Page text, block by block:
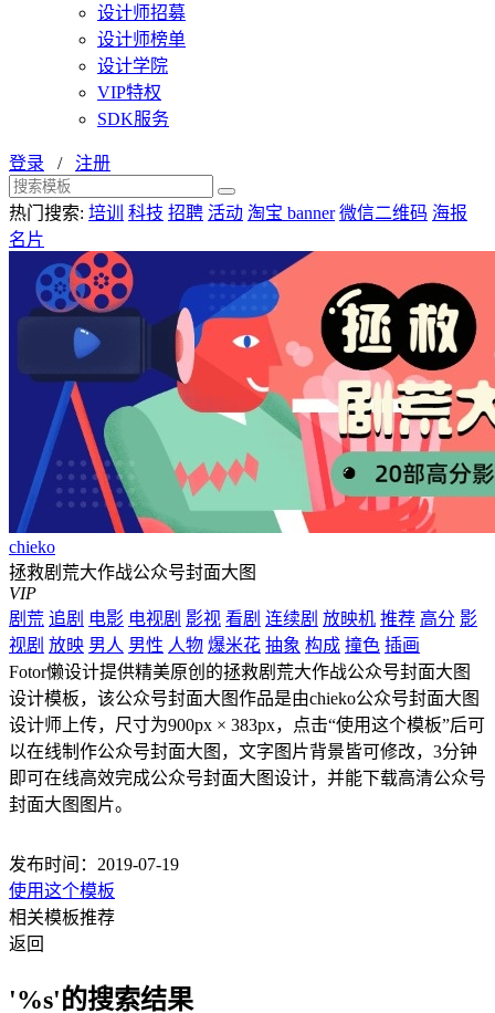
设计师招募
设计师榜单
设计学院
VIP特权
SDK服务
登录 / 注册
热门搜索: 培训 科技 招聘 活动 淘宝 banner 微信二维码 海报
名片
chieko
拯救剧荒大作战公众号封面大图
VIP
剧荒 追剧 电影 电视剧 影视 看剧 连续剧 放映机 推荐 高分 影
视剧 放映 男人 男性 人物 爆米花 抽象 构成 撞色 插画
Fotor懒设计提供精美原创的拯救剧荒大作战公众号封面大图
设计模板，该公众号封面大图作品是由chieko公众号封面大图
设计师上传，尺寸为900px × 383px，点击“使用这个模板”后可
以在线制作公众号封面大图，文字图片背景皆可修改，3分钟
即可在线高效完成公众号封面大图设计，并能下载高清公众号
封面大图图片。
发布时间：2019-07-19
使用这个模板
相关模板推荐
返回
'%s'的搜索结果